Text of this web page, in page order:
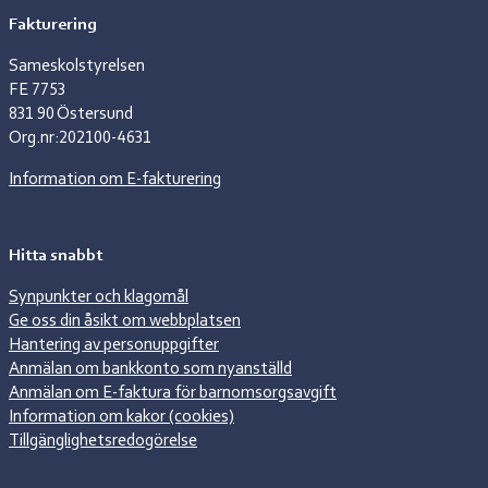
Fakturering
Sameskolstyrelsen
FE 7753
831 90 Östersund
Org.nr:202100-4631
Information om E-fakturering
Hitta snabbt
Synpunkter och klagomål
Ge oss din åsikt om webbplatsen
Hantering av personuppgifter
Anmälan om bankkonto som nyanställd
Anmälan om E-faktura för barnomsorgsavgift
Information om kakor (cookies)
Tillgänglighetsredogörelse